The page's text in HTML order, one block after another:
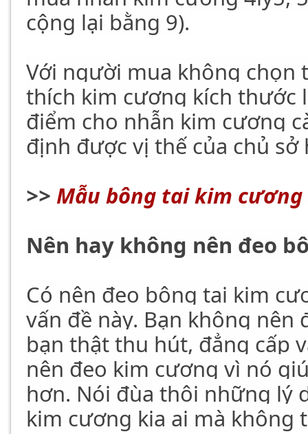
cộng lại bằng 9).
Với người mua không chọn
thích kim cương kích thước
điểm cho nhẫn kim cương
định được vị thế của chủ
>>Mẫu bông tai kim cương
Nên hay không nên đeo
Có nên đeo bông tai kim
vấn đề này. Bạn không
bạn thật thu hút, đẳng cấp
nên đeo kim cương vì nó
hơn. Nói đùa thôi những lý
kim cương kia ai mà không